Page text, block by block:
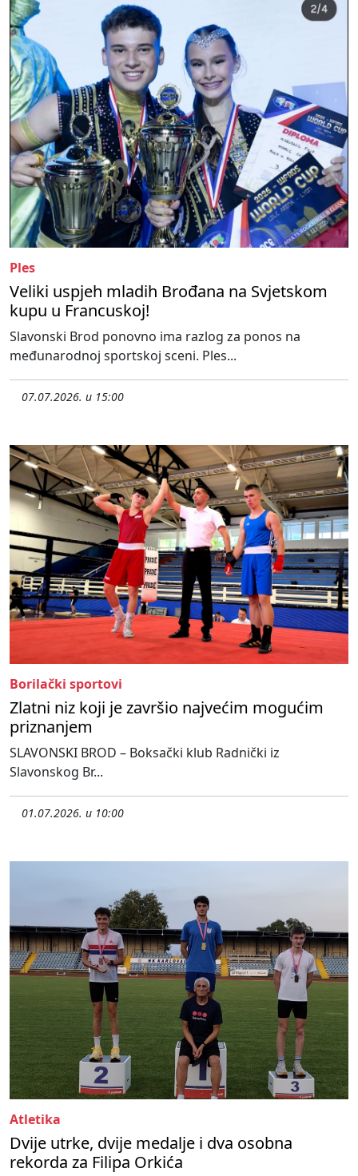
Ples
Veliki uspjeh mladih Brođana na Svjetskom
kupu u Francuskoj!
Slavonski Brod ponovno ima razlog za ponos na
međunarodnoj sportskoj sceni. Ples...
07.07.2026. u 15:00
Borilački sportovi
Zlatni niz koji je završio najvećim mogućim
priznanjem
SLAVONSKI BROD – Boksački klub Radnički iz
Slavonskog Br...
01.07.2026. u 10:00
Atletika
Dvije utrke, dvije medalje i dva osobna
rekorda za Filipa Orkića